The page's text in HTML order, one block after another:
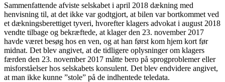
Sammenfattende afviste selskabet i april 2018 dækning med
henvisning til, at det ikke var godtgjort, at bilen var bortkommet ved
et dækningsberettiget tyveri, hvorefter klagers advokat i august 2018
vendte tilbage og bekræftede, at klager den 23. november 2017
havde været besøg hos en ven, og at han først kom hjem kort før
midnat. Det blev angivet, at de tidligere oplysninger om klagers
færden den 23. november 2017 måtte bero på sprogproblemer eller
misforståelser hos selskabets konsulent. Det blev endvidere angivet,
at man ikke kunne ”stole” på de indhentede teledata.